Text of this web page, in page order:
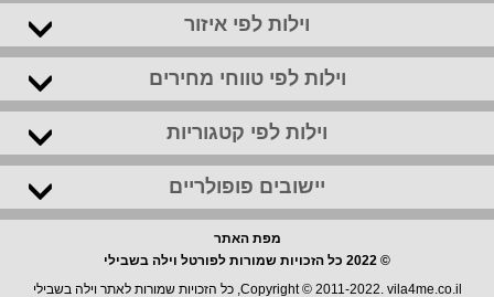
וילות לפי איזור
וילות לפי טווחי מחירים
וילות לפי קטגוריות
יישובים פופולריים
מפת האתר
© 2022 כל הזכויות שמורות לפורטל וילה בשבילי
Copyright © 2011-2022. vila4me.co.il, כל הזכויות שמורות לאתר וילה בשבילי